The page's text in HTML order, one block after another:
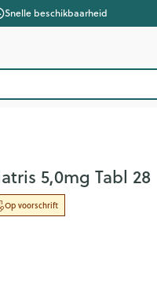
Snelle beschikbaarheid
5,0mg Tabl 28
Op voorschrift